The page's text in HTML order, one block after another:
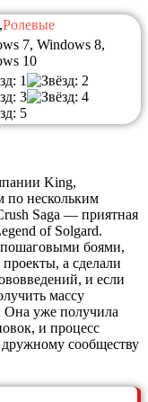
,Ролевые
7, Windows 8,
10
King,
по нескольким
Saga — приятная
of Solgard.
пошаговыми боями,
а сделали
и если
массу
Она уже получила
и процесс
сообществу